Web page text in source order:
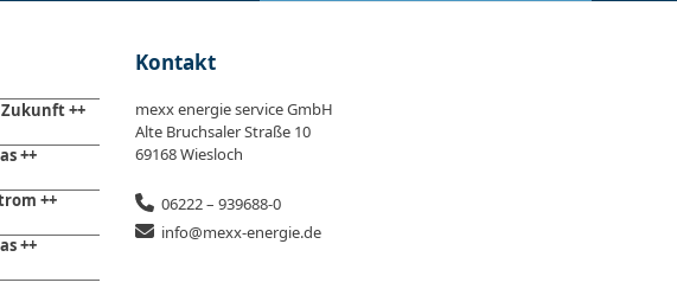
++
++
++
++
Kontakt
mexx energie service GmbH
Alte Bruchsaler Straße 10
69168 Wiesloch
06222 – 939688-0
info@mexx-energie.de